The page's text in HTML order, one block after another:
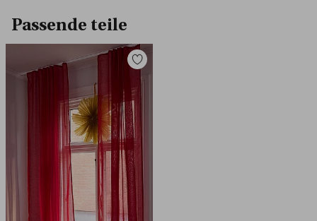
Passende teile
Zu
hinzufügen